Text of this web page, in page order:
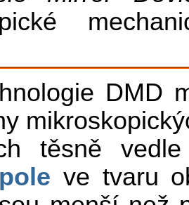
DMD
těsně
pole ve tvaru